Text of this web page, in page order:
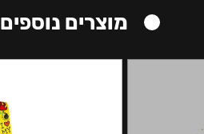
מוצרים נוספים